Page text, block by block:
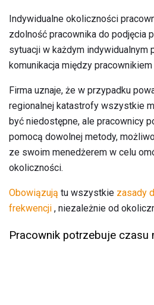
Indywidualne okoliczności
zdolność pracownika do podjęcia
sytuacji w każdym indywidualnym
komunikacja między
Firma uznaje, że w przypadku
regionalnej katastrofy wszystkie
być niedostępne, ale pracownicy
pomocą dowolnej metody,
ze swoim menedżerem w celu
okoliczności.
Obowiązują tu wszystkie zasady
frekwencji , niezależnie od
Pracownik potrzebuje czasu